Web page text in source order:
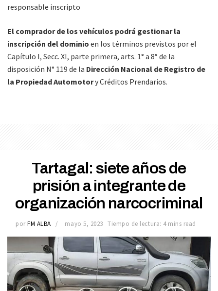
responsable inscripto
El comprador de los vehículos podrá gestionar la
inscripción del dominio en los términos previstos por el
Capítulo I, Secc. XI, parte primera, arts. 1° a 8° de la
disposición N° 119 de la Dirección Nacional de Registro de
la Propiedad Automotory Créditos Prendarios.
Tartagal: siete años de
prisión a integrante de
organización narcocriminal
por FM ALBA mayo 5, 2023 Tiempo de lectura: 4 mins read